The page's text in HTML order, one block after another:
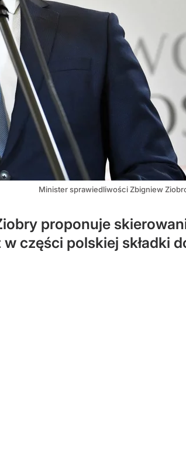
Minister sprawiedliwości Zbigniew
proponuje
części polskiej składki